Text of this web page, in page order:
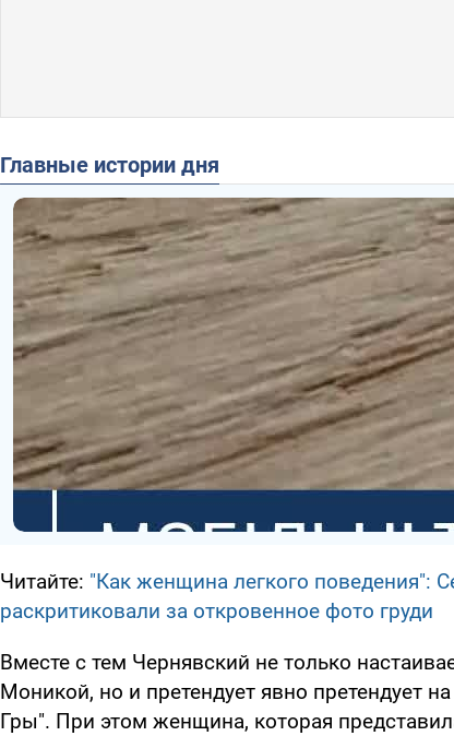
Главные истории дня
Читайте: "Как женщина легкого поведения":
раскритиковали за откровенное фото груди
Вместе с тем Чернявский не только
Моникой, но и претендует явно претендует
Гры". При этом женщина, которая